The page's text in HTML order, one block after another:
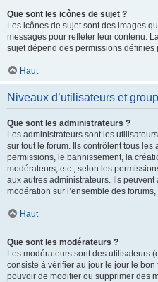
Que sont les icônes de sujet ?
Les icônes de sujet sont des images
messages pour refléter leur contenu.
sujet dépend des permissions définies
Haut
Niveaux d’utilisateurs et
Que sont les administrateurs ?
Les administrateurs sont les
sur tout le forum. Ils contrôlent tous les
permissions, le bannissement, la
modérateurs, etc., selon les
aux autres administrateurs. Ils
modération sur l’ensemble des
Haut
Que sont les modérateurs ?
Les modérateurs sont des utilisateurs
consiste à vérifier au jour le jour le
pouvoir de modifier ou supprimer des